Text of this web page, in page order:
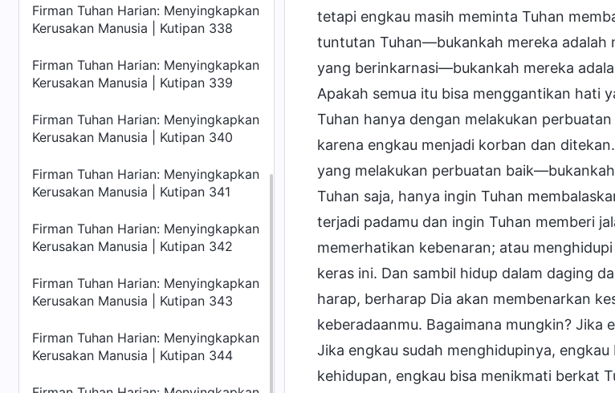
Firman Tuhan Harian: Menyingkapkan
Kerusakan Manusia | Kutipan 338
Firman Tuhan Harian: Menyingkapkan
Kerusakan Manusia | Kutipan 339
Firman Tuhan Harian: Menyingkapkan
Kerusakan Manusia | Kutipan 340
Firman Tuhan Harian: Menyingkapkan
Kerusakan Manusia | Kutipan 341
Firman Tuhan Harian: Menyingkapkan
Kerusakan Manusia | Kutipan 342
Firman Tuhan Harian: Menyingkapkan
Kerusakan Manusia | Kutipan 343
Firman Tuhan Harian: Menyingkapkan
Kerusakan Manusia | Kutipan 344
tetapi engkau masih meminta Tuhan
tuntutan Tuhan—bukankah mereka adalah
yang berinkarnasi—bukankah mereka
Apakah semua itu bisa menggantikan hati
Tuhan hanya dengan melakukan
karena engkau menjadi korban dan
yang melakukan perbuatan
Tuhan saja, hanya ingin Tuhan
terjadi padamu dan ingin Tuhan memberi
memerhatikan kebenaran; atau
keras ini. Dan sambil hidup dalam daging
harap, berharap Dia akan membenarkan
keberadaanmu. Bagaimana mungkin? Jika
Jika engkau sudah menghidupinya,
kehidupan, engkau bisa menikmati berkat